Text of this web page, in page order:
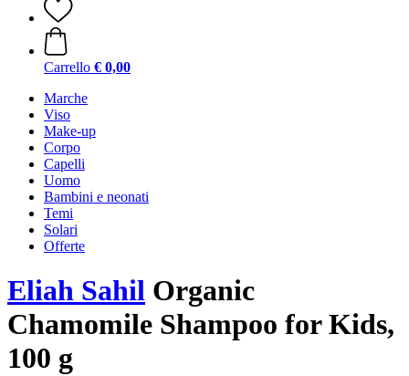
Carrello € 0,00
Marche
Viso
Make-up
Corpo
Capelli
Uomo
Bambini e neonati
Temi
Solari
Offerte
Eliah Sahil Organic
Chamomile Shampoo for Kids,
100 g